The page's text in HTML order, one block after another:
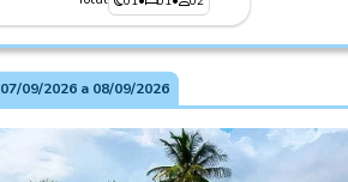
07/09/2026a 08/09/2026